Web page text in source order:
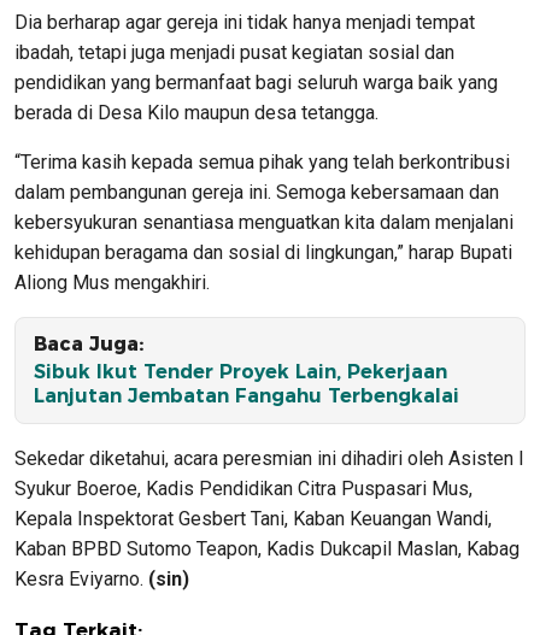
Dia berharap agar gereja ini tidak hanya menjadi tempat
ibadah, tetapi juga menjadi pusat kegiatan sosial dan
pendidikan yang bermanfaat bagi seluruh warga baik yang
berada di Desa Kilo maupun desa tetangga.
“Terima kasih kepada semua pihak yang telah berkontribusi
dalam pembangunan gereja ini. Semoga kebersamaan dan
kebersyukuran senantiasa menguatkan kita dalam menjalani
kehidupan beragama dan sosial di lingkungan,” harap Bupati
Aliong Mus mengakhiri.
Baca Juga:
Sibuk Ikut Tender Proyek Lain, Pekerjaan
Lanjutan Jembatan Fangahu Terbengkalai
Sekedar diketahui, acara peresmian ini dihadiri oleh Asisten I
Syukur Boeroe, Kadis Pendidikan Citra Puspasari Mus,
Kepala Inspektorat Gesbert Tani, Kaban Keuangan Wandi,
Kaban BPBD Sutomo Teapon, Kadis Dukcapil Maslan, Kabag
Kesra Eviyarno. (sin)